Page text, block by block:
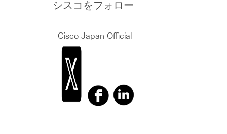
シスコをフォロー
Cisco Japan Official